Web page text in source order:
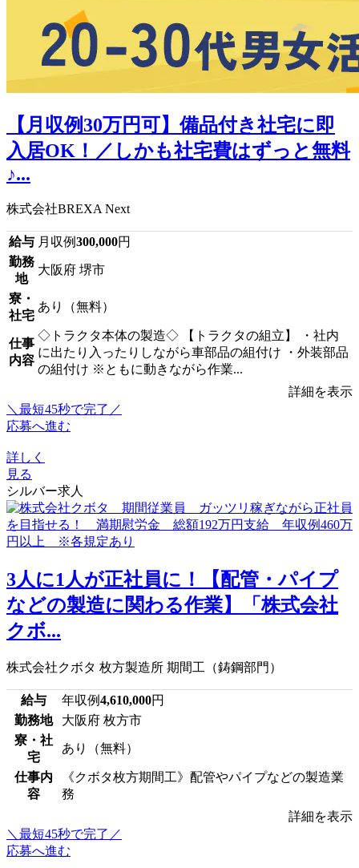
【月収例30万円可】備品付き社宅に即
入居OK！／しかも社宅費はずっと無料
♪...
株式会社BREXA Next
給与 月収例300,000円
勤務
地
大阪府 堺市
寮・
社宅
あり（無料）
仕事
内容
◇トラクタ本体の製造◇ 【トラクタの組立】 ・社内
に出たり入ったりしながら車部品の組付け ・外装部品
の組付け ※ともに動きながら作業...
詳細を表示
＼最短45秒で完了／
応募へ進む
詳しく
見る
シルバー求人
3人に1人が正社員に！【配管・パイプ
などの製造に関わる作業】「株式会社
クボ...
株式会社クボタ 枚方製造所 期間工（鋳鋼部門）
給与 年収例4,610,000円
勤務地
大阪府 枚方市
寮・社
宅
あり（無料）
仕事内
容
《クボタ枚方期間工》配管やパイプなどの製造業
務
詳細を表示
＼最短45秒で完了／
応募へ進む